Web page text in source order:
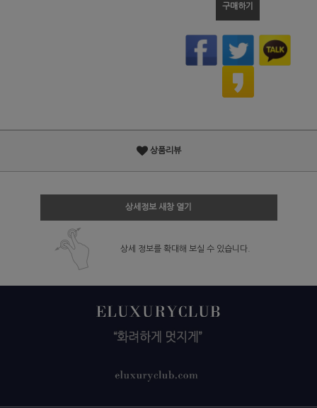
구매하기
상품리뷰
상세정보 새창 열기
상세 정보를 확대해 보실 수 있습니다.